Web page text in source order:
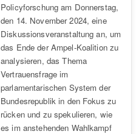
Policyforschung am Donnerstag,
den 14. November 2024, eine
Diskussionsveranstaltung an, um
das Ende der Ampel-Koalition zu
analysieren, das Thema
Vertrauensfrage im
parlamentarischen System der
Bundesrepublik in den Fokus zu
rücken und zu spekulieren, wie
es im anstehenden Wahlkampf